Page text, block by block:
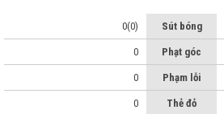
0(0) Sút bóng
0 Phạt góc
0 Phạm lỗi
0 Thẻ đỏ